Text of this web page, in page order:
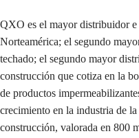
QXO es el mayor distribuidor e
Norteamérica; el segundo
techado; el segundo mayor
construcción que cotiza en la
de productos
crecimiento en la industria de
construcción, valorada en 800